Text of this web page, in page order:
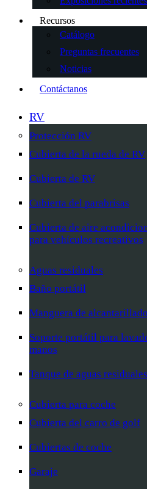
Recursos
Catálogo
Preguntas frecuentes
Noticias
Contáctanos
RV
Protección RV
Cubierta de la rueda de RV
Cubierta de RV
Cubierta del parabrisas
Cubierta de aire
para vehículos recreativos
Aguas residuales
Baño portátil
Manguera de
Soporte portátil para
manos
Tanque de aguas residuales
Cubierta para coche
Cubierta del carro de golf
Cubiertas de coche
Garaje